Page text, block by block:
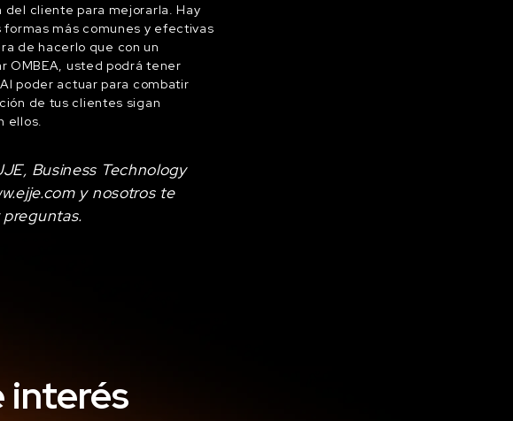
cliente para mejorarla. Hay
más comunes y efectivas
de hacerlo que con un
OMBEA, usted podrá tener
poder actuar para combatir
de tus clientes sigan
ellos.
Business Technology
y nosotros te
interés